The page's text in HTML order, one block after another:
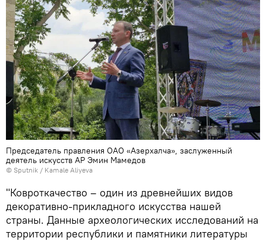
Председатель правления ОАО «Азерхалча», заслуженный
деятель искусств АР Эмин Мамедов
© Sputnik / Kamale Aliyeva
"Ковроткачество – один из древнейших видов
декоративно-прикладного искусства нашей
страны. Данные археологических исследований на
территории республики и памятники литературы